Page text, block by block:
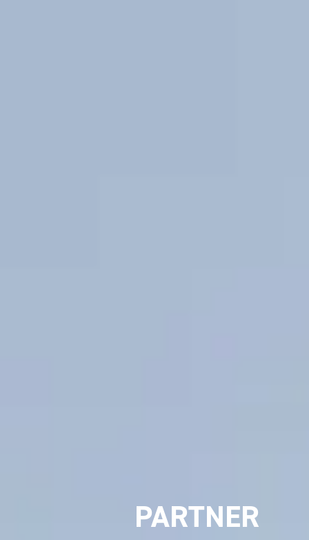
PARTNER